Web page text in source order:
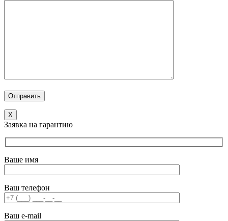
X
Заявка на гарантию
Ваше имя
Ваш телефон
Ваш e-mail